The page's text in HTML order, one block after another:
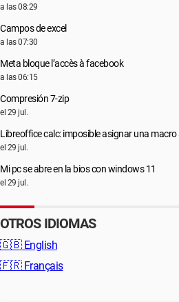
a las 08:29
Campos de excel
a las 07:30
Meta bloque l’accès à facebook
a las 06:15
Compresión 7-zip
el 29 jul.
Libreoffice calc: imposible asignar una
el 29 jul.
Mi pc se abre en la bios con windows 11
el 29 jul.
OTROS IDIOMAS
🇬🇧 English
🇫🇷 Français